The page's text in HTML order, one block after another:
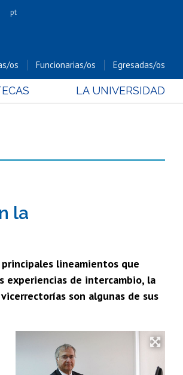
pt
os Funcionarias/os Egresadas/os
LA UNIVERSIDAD
la
lineamientos que
experiencias de intercambio, la
son algunas de sus